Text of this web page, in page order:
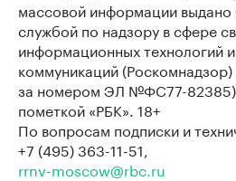
массовой информации
службой по надзору в сфере
информационных технологий
коммуникаций (Роскомнадзор)
за номером ЭЛ №ФС77-
пометкой «РБК». 18+
По вопросам подписки и
+7 (495) 363-11-51,
rrnv-moscow@rbc.ru